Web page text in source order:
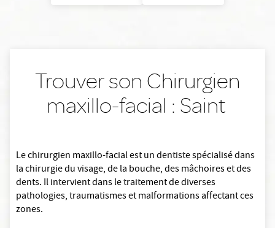
Trouver son Chirurgien
maxillo-facial : Saint
Le chirurgien maxillo-facial est un dentiste spécialisé dans
la chirurgie du visage, de la bouche, des mâchoires et des
dents. Il intervient dans le traitement de diverses
pathologies, traumatismes et malformations affectant ces
zones.